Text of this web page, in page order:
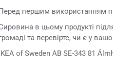
першим використанням
в цьому продукті
та перевірте, чи є у
of Sweden AB SE-343 81